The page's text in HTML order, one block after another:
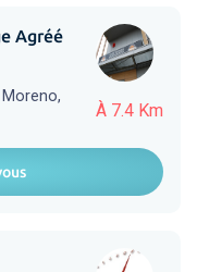
À 7.4 Km
Agréé